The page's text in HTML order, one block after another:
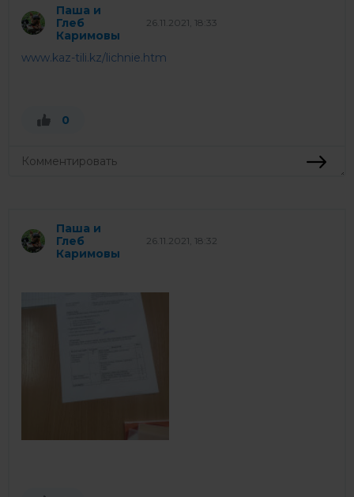
Паша и
Глеб
Каримовы
26.11.2021, 18:33
www.kaz-tili.kz/lichnie.htm
0
Паша и
Глеб
Каримовы
26.11.2021, 18:32